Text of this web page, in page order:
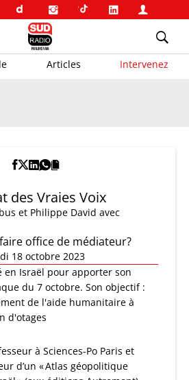
Articles Intervenez
des Vraies Voix
et Philippe David avec
office de médiateur?
18 octobre 2023
en Israël pour apporter son
du 7 octobre. Son objectif :
de l'aide humanitaire à
d'otages
à Sciences-Po Paris et
d’un « Atlas géopolitique